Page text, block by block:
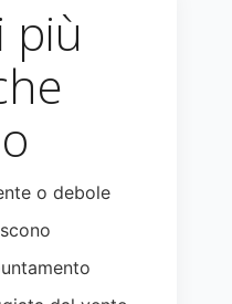
più
o debole